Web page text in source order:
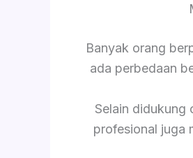
Banyak orang
ada perbedaan
Selain didukung
profesional juga